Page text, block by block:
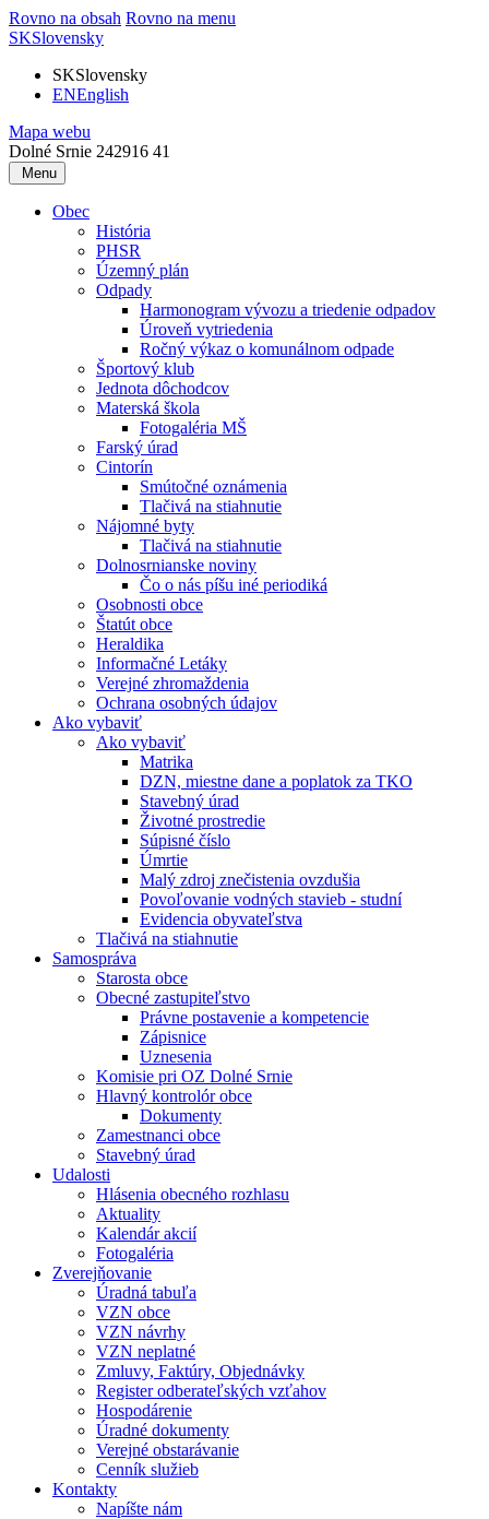
Rovno na obsah Rovno na menu
SKSlovensky
SKSlovensky
ENEnglish
Mapa webu
Dolné Srnie 242916 41
Menu
Obec
História
PHSR
Územný plán
Odpady
Harmonogram vývozu a triedenie odpadov
Úroveň vytriedenia
Ročný výkaz o komunálnom odpade
Športový klub
Jednota dôchodcov
Materská škola
Fotogaléria MŠ
Farský úrad
Cintorín
Smútočné oznámenia
Tlačivá na stiahnutie
Nájomné byty
Tlačivá na stiahnutie
Dolnosrnianske noviny
Čo o nás píšu iné periodiká
Osobnosti obce
Štatút obce
Heraldika
Informačné Letáky
Verejné zhromaždenia
Ochrana osobných údajov
Ako vybaviť
Ako vybaviť
Matrika
DZN, miestne dane a poplatok za TKO
Stavebný úrad
Životné prostredie
Súpisné číslo
Úmrtie
Malý zdroj znečistenia ovzdušia
Povoľovanie vodných stavieb - studní
Evidencia obyvateľstva
Tlačivá na stiahnutie
Samospráva
Starosta obce
Obecné zastupiteľstvo
Právne postavenie a kompetencie
Zápisnice
Uznesenia
Komisie pri OZ Dolné Srnie
Hlavný kontrolór obce
Dokumenty
Zamestnanci obce
Stavebný úrad
Udalosti
Hlásenia obecného rozhlasu
Aktuality
Kalendár akcií
Fotogaléria
Zverejňovanie
Úradná tabuľa
VZN obce
VZN návrhy
VZN neplatné
Zmluvy, Faktúry, Objednávky
Register odberateľských vzťahov
Hospodárenie
Úradné dokumenty
Verejné obstarávanie
Cenník služieb
Kontakty
Napíšte nám